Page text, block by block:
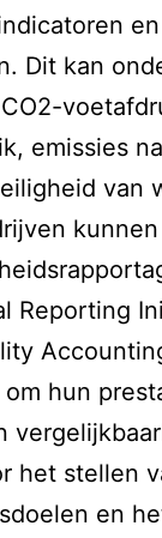
en
Dit kan
emissies
van
Reporting
om hun
het stellen
en